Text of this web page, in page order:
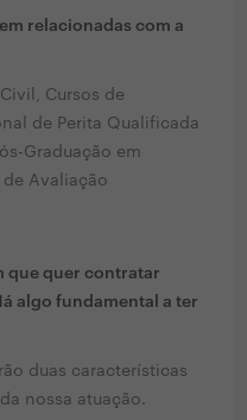
relacionadas com a
Cursos de
de Perita Qualificada
Graduação em
de Avaliação
que quer contratar
algo fundamental a ter
duas características
nossa atuação.